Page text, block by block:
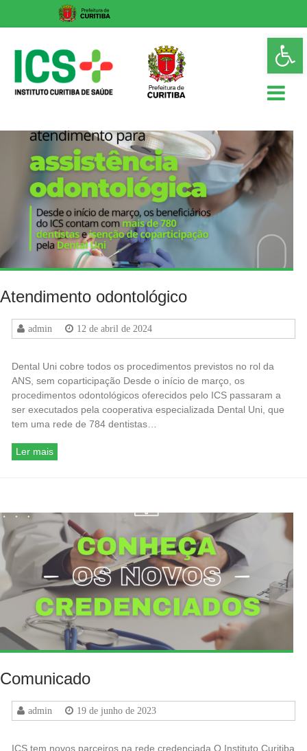
content
ICS
Instituto
Curitiba
Saúde
Atendimento odontológico
admin 12 de abril de 2024
Dental Uni cobre todos os procedimentos previstos no rol da
ANS, sem coparticipação Desde o início de março, os
procedimentos odontológicos oferecidos pelo ICS passaram a
ser executados pela cooperativa especializada Dental Uni, que
tem uma rede de 784 dentistas…
Ler mais
Comunicado
admin 19 de junho de 2023
ICS tem novos parceiros na rede credenciada O Instituto Curitiba